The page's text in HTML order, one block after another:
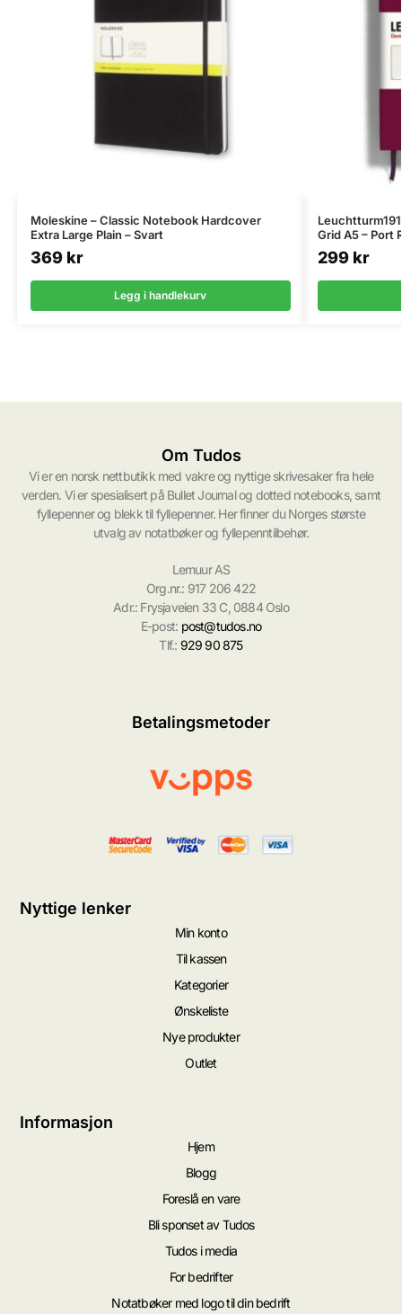
Moleskine – Classic Notebook Hardcover
Extra Large Plain – Svart
369 kr
Legg i handlekurv
Grid A5 – Port
299 kr
Om Tudos
Vi er en norsk nettbutikk med vakre og nyttige skrivesaker fra hele
verden. Vi er spesialisert på Bullet Journal og dotted notebooks, samt
fyllepenner og blekk til fyllepenner. Her finner du Norges største
utvalg av notatbøker og fyllepenntilbehør.
Lemuur AS
Org.nr.: 917 206 422
Adr.: Frysjaveien 33 C, 0884 Oslo
E-post: post@tudos.no
Tlf.: 929 90 875
Betalingsmetoder
Nyttige lenker
Min konto
Til kassen
Kategorier
Ønskeliste
Nye produkter
Outlet
Informasjon
Hjem
Blogg
Foreslå en vare
Bli sponset av Tudos
Tudos i media
For bedrifter
Notatbøker med logo til din bedrift